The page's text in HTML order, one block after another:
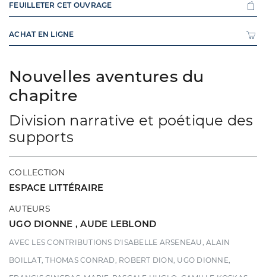
Nouvelles aventures du
chapitre
Division narrative et poétique des
supports
COLLECTION
ESPACE LITTÉRAIRE
AUTEURS
UGO DIONNE ,AUDE LEBLOND
AVEC LES CONTRIBUTIONS D'ISABELLE ARSENEAU, ALAIN
BOILLAT, THOMAS CONRAD, ROBERT DION, UGO DIONNE,
FEUILLETER CET OUVRAGE
ACHAT EN LIGNE